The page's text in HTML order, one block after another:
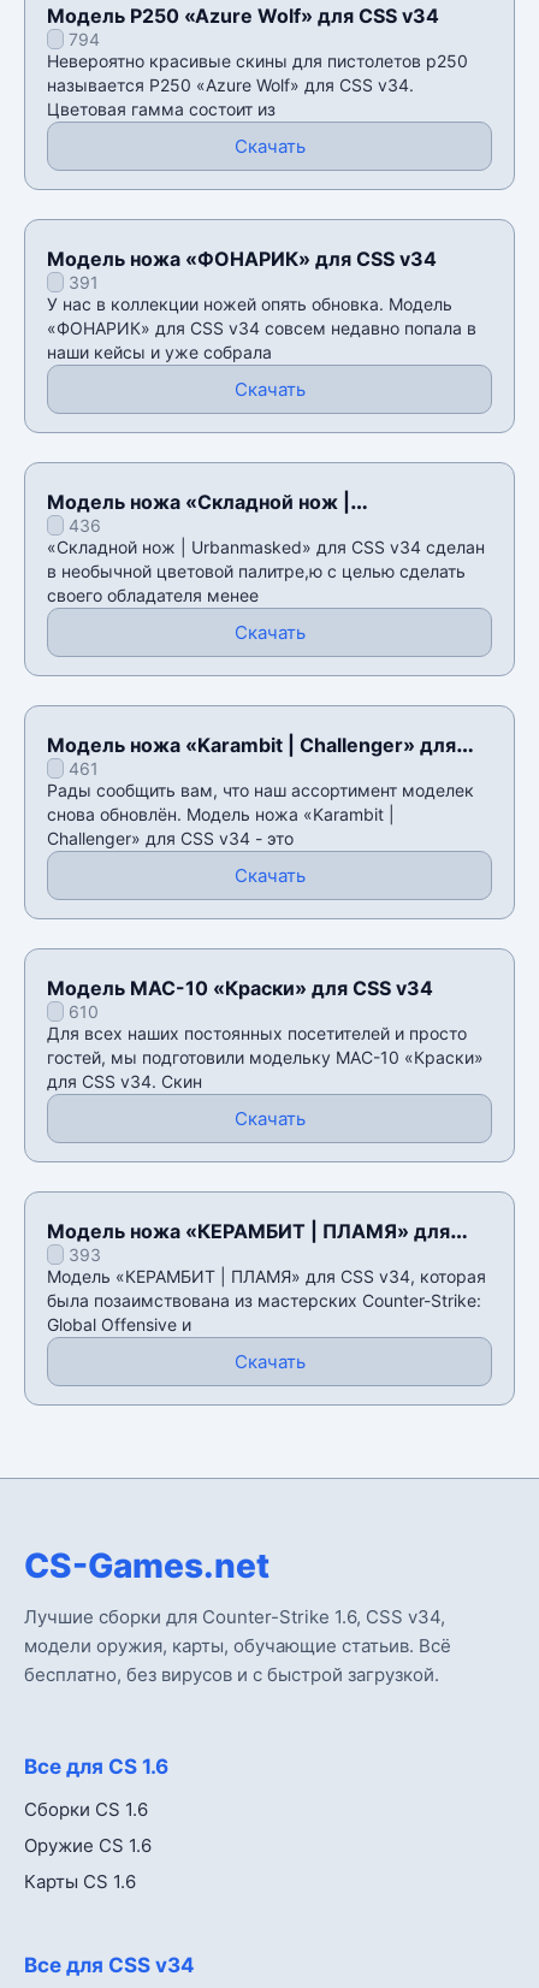
Модель P250 «Azure Wolf» для CSS v34
794
Невероятно красивые скины для пистолетов p250
называется P250 «Azure Wolf» для CSS v34.
Цветовая гамма состоит из
Скачать
Модель ножа «ФОНАРИК» для CSS v34
391
У нас в коллекции ножей опять обновка. Модель
«ФОНАРИК» для CSS v34 совсем недавно попала в
наши кейсы и уже собрала
Скачать
Модель ножа «Складной нож |
Urbanmasked» для CSS v34
436
«Складной нож | Urbanmasked» для CSS v34 сделан
в необычной цветовой палитре,ю с целью сделать
своего обладателя менее
Скачать
Модель ножа «Karambit | Challenger» для
CSS v34
461
Рады сообщить вам, что наш ассортимент моделек
снова обновлён. Модель ножа «Karambit |
Challenger» для CSS v34 - это
Скачать
Модель MAC-10 «Краски» для CSS v34
610
Для всех наших постоянных посетителей и просто
гостей, мы подготовили модельку MAC-10 «Краски»
для CSS v34. Скин
Скачать
Модель ножа «КЕРАМБИТ | ПЛАМЯ» для
CSS v34
393
Модель «КЕРАМБИТ | ПЛАМЯ» для CSS v34, которая
была позаимствована из мастерских Counter-Strike:
Global Offensive и
Скачать
CS-Games.net
Лучшие сборки для Counter-Strike 1.6, CSS v34,
модели оружия, карты, обучающие статьив. Всё
бесплатно, без вирусов и с быстрой загрузкой.
Все для CS 1.6
Сборки CS 1.6
Оружие CS 1.6
Карты CS 1.6
Все для CSS v34